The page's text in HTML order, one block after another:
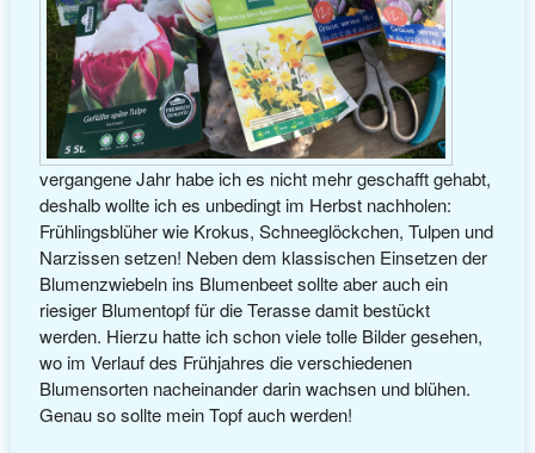
vergangene Jahr habe ich es nicht mehr geschafft gehabt,
deshalb wollte ich es unbedingt im Herbst nachholen:
Frühlingsblüher wie Krokus, Schneeglöckchen, Tulpen und
Narzissen setzen! Neben dem klassischen Einsetzen der
Blumenzwiebeln ins Blumenbeet sollte aber auch ein
riesiger Blumentopf für die Terasse damit bestückt
werden. Hierzu hatte ich schon viele tolle Bilder gesehen,
wo im Verlauf des Frühjahres die verschiedenen
Blumensorten nacheinander darin wachsen und blühen.
Genau so sollte mein Topf auch werden!